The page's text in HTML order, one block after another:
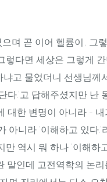
며 곧 이어 헬륨이, 그
다면 세상은 그렇게
고 물었더니 선생님께
다.'고 답해주셨지만 난
대한 변명이 아니라 -
아니라 '이해하고 있다.'
역시 뭐 하나 '이해하
말인데 고전역학의 논